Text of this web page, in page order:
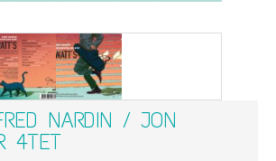
NARDIN / JON
4TET